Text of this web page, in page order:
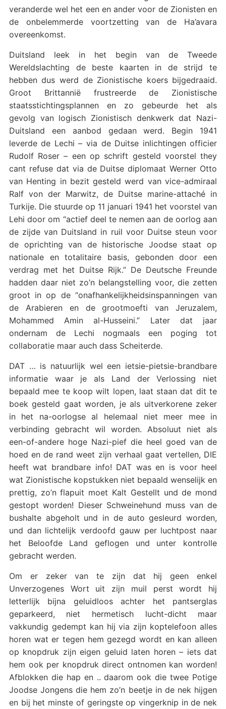
veranderde wel het een en ander voor de Zionisten en
de onbelemmerde voortzetting van de Ha’avara
overeenkomst.
Duitsland leek in het begin van de Tweede
Wereldslachting de beste kaarten in de strijd te
hebben dus werd de Zionistische koers bijgedraaid.
Groot Brittannië frustreerde de Zionistische
staatsstichtingsplannen en zo gebeurde het als
gevolg van logisch Zionistisch denkwerk dat Nazi-
Duitsland een aanbod gedaan werd. Begin 1941
leverde de Lechi – via de Duitse inlichtingen officier
Rudolf Roser – een op schrift gesteld voorstel they
cant refuse dat via de Duitse diplomaat Werner Otto
van Henting in bezit gesteld werd van vice-admiraal
Ralf von der Marwitz, de Duitse marine-attaché in
Turkije. Die stuurde op 11 januari 1941 het voorstel van
Lehi door om “actief deel te nemen aan de oorlog aan
de zijde van Duitsland in ruil voor Duitse steun voor
de oprichting van de historische Joodse staat op
nationale en totalitaire basis, gebonden door een
verdrag met het Duitse Rijk.” De Deutsche Freunde
hadden daar niet zo’n belangstelling voor, die zetten
groot in op de “onafhankelijkheidsinspanningen van
de Arabieren en de grootmoefti van Jeruzalem,
Mohammed Amin al-Husseini.” Later dat jaar
ondernam de Lechi nogmaals een poging tot
collaboratie maar auch dass Scheiterde.
DAT … is natuurlijk wel een ietsie-pietsie-brandbare
informatie waar je als Land der Verlossing niet
bepaald mee te koop wilt lopen, laat staan dat dit te
boek gesteld gaat worden, je als uitverkorene zeker
in het na-oorlogse al helemaal niet meer mee in
verbinding gebracht wil worden. Absoluut niet als
een-of-andere hoge Nazi-pief die heel goed van de
hoed en de rand weet zijn verhaal gaat vertellen, DIE
heeft wat brandbare info! DAT was en is voor heel
wat Zionistische kopstukken niet bepaald wenselijk en
prettig, zo’n flapuit moet Kalt Gestellt und de mond
gestopt worden! Dieser Schweinehund muss van de
bushalte abgeholt und in de auto gesleurd worden,
und dan lichtelijk verdoofd gauw per luchtpost naar
het Beloofde Land geflogen und unter kontrolle
gebracht werden.
Om er zeker van te zijn dat hij geen enkel
Unverzogenes Wort uit zijn muil perst wordt hij
letterlijk bijna geluidloos achter het pantserglas
geparkeerd, niet hermetisch lucht-dicht maar
vakkundig gedempt kan hij via zijn koptelefoon alles
horen wat er tegen hem gezegd wordt en kan alleen
op knopdruk zijn eigen geluid laten horen – iets dat
hem ook per knopdruk direct ontnomen kan worden!
Afblokken die hap en .. daarom ook die twee Potige
Joodse Jongens die hem zo’n beetje in de nek hijgen
en bij het minste of geringste op vingerknip in de nek